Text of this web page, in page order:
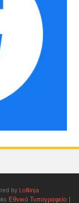
by LoNinja
Εθνικό Τυπογραφείο|